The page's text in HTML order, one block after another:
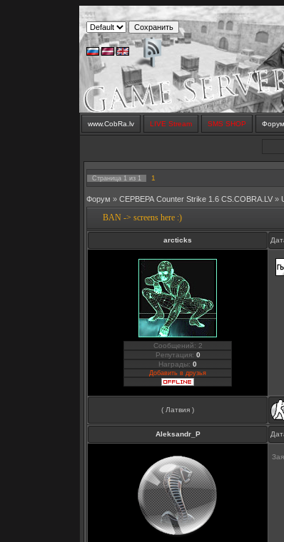
www.CobRa.lv LIVE Stream SMS SHOP Форум
Страница 1 из 1 1
Форум » СЕРВЕРА Counter Strike 1.6 CS.COBRA.LV »
BAN -> screens here :)
arcticks
Сообщений: 2
Репутация: 0
Награды: 0
Добавить в друзья
( Латвия )
Aleksandr_P